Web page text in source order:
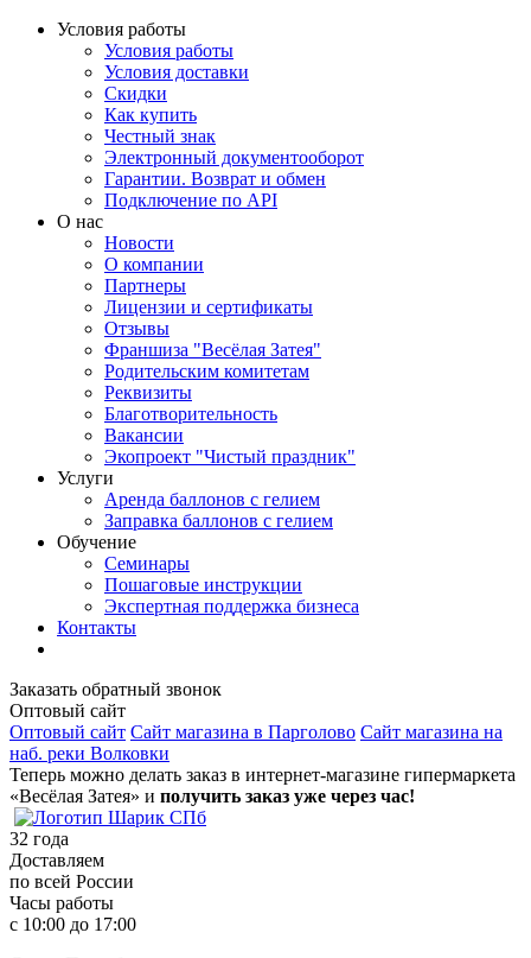
Условия работы
Условия работы
Условия доставки
Скидки
Как купить
Честный знак
Электронный документооборот
Гарантии. Возврат и обмен
Подключение по API
О нас
Новости
О компании
Партнеры
Лицензии и сертификаты
Отзывы
Франшиза "Весёлая Затея"
Родительским комитетам
Реквизиты
Благотворительность
Вакансии
Экопроект "Чистый праздник"
Услуги
Аренда баллонов с гелием
Заправка баллонов с гелием
Обучение
Семинары
Пошаговые инструкции
Экспертная поддержка бизнеса
Контакты
Заказать обратный звонок
Оптовый сайт
Оптовый сайт Сайт магазина в Парголово Сайт магазина на
наб. реки Волковки
Теперь можно делать заказ в интернет-магазине гипермаркета
«Весёлая Затея» и получить заказ уже через час!
32 года
Доставляем
по всей России
Часы работы
с 10:00 до 17:00